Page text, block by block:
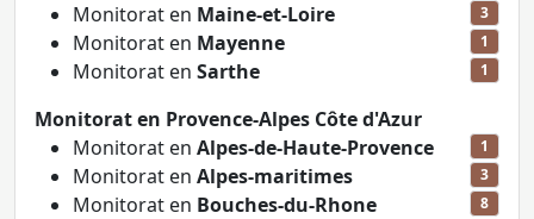
Monitorat en Maine-et-Loire 3
Monitorat en Mayenne 1
Monitorat en Sarthe 1
Monitorat en Provence-Alpes Côte d'Azur
Monitorat en Alpes-de-Haute-Provence 1
Monitorat en Alpes-maritimes 3
Monitorat en Bouches-du-Rhone 8